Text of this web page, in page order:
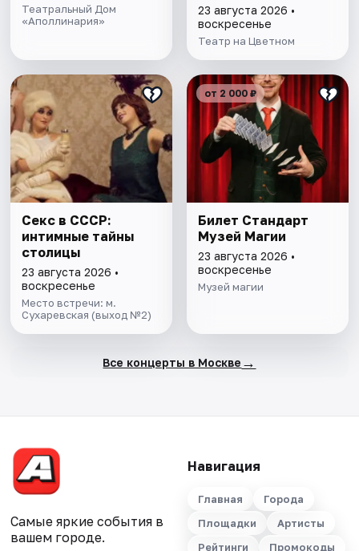
Театральный Дом
«Аполлинария»
23 августа 2026 •
воскресенье
Театр на Цветном
Секс в СССР:
интимные тайны
столицы
23 августа 2026 •
воскресенье
Место встречи: м.
Сухаревская (выход №2)
от 2 000 ₽
Билет Стандарт
Музей Магии
23 августа 2026 •
воскресенье
Музей магии
Все концерты в Москве →
Самые яркие события в
вашем городе.
Навигация
Главная
Города
Площадки
Артисты
Рейтинги
Промокоды